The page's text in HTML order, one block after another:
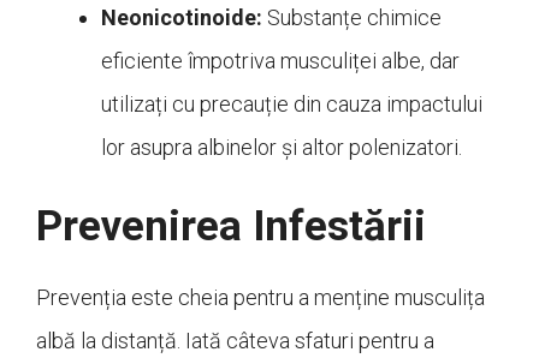
Neonicotinoide: Substanțe chimice
eficiente împotriva musculiței albe, dar
utilizați cu precauție din cauza impactului
lor asupra albinelor și altor polenizatori.
Prevenirea Infestării
Prevenția este cheia pentru a menține musculița
albă la distanță. Iată câteva sfaturi pentru a